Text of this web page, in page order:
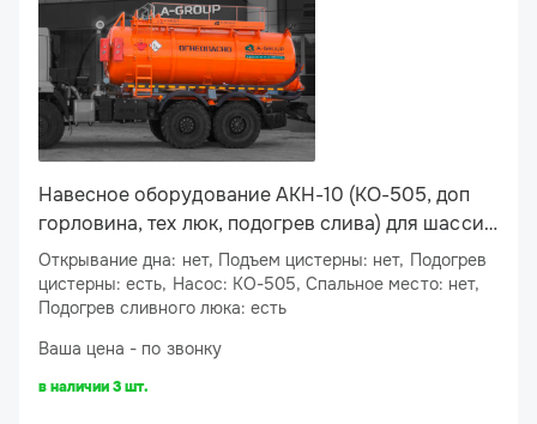
Навесное оборудование АКН-10 (КО-505, доп
горловина, тех люк, подогрев слива) для шасси
УРАЛ/КАМАЗ
Открывание дна: нет, Подъем цистерны: нет, Подогрев
цистерны: есть, Насос: КО-505, Спальное место: нет,
Подогрев сливного люка: есть
Ваша цена - по звонку
в наличии 3 шт.